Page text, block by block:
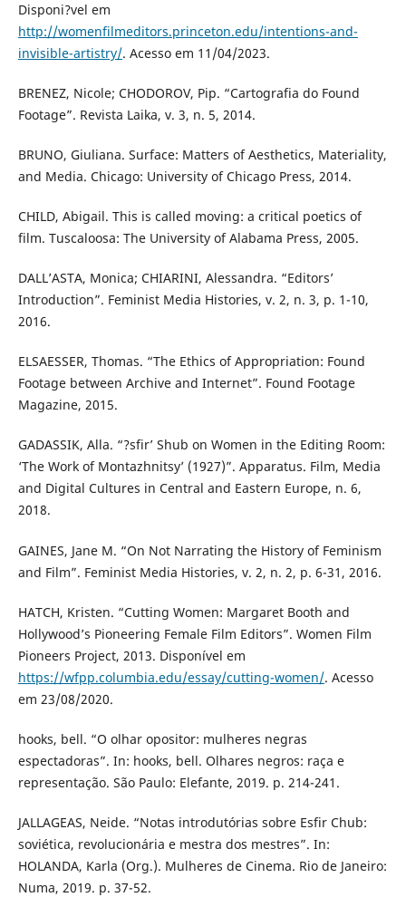
Disponi?vel em
http://womenfilmeditors.princeton.edu/intentions-and-
invisible-artistry/. Acesso em 11/04/2023.
BRENEZ, Nicole; CHODOROV, Pip. “Cartografia do Found
Footage”. Revista Laika, v. 3, n. 5, 2014.
BRUNO, Giuliana. Surface: Matters of Aesthetics, Materiality,
and Media. Chicago: University of Chicago Press, 2014.
CHILD, Abigail. This is called moving: a critical poetics of
film. Tuscaloosa: The University of Alabama Press, 2005.
DALL’ASTA, Monica; CHIARINI, Alessandra. “Editors’
Introduction”. Feminist Media Histories, v. 2, n. 3, p. 1-10,
2016.
ELSAESSER, Thomas. “The Ethics of Appropriation: Found
Footage between Archive and Internet”. Found Footage
Magazine, 2015.
GADASSIK, Alla. “?sfir’ Shub on Women in the Editing Room:
‘The Work of Montazhnitsy’ (1927)”. Apparatus. Film, Media
and Digital Cultures in Central and Eastern Europe, n. 6,
2018.
GAINES, Jane M. “On Not Narrating the History of Feminism
and Film”. Feminist Media Histories, v. 2, n. 2, p. 6-31, 2016.
HATCH, Kristen. “Cutting Women: Margaret Booth and
Hollywood’s Pioneering Female Film Editors”. Women Film
Pioneers Project, 2013. Disponível em
https://wfpp.columbia.edu/essay/cutting-women/. Acesso
em 23/08/2020.
hooks, bell. “O olhar opositor: mulheres negras
espectadoras”. In: hooks, bell. Olhares negros: raça e
representação. São Paulo: Elefante, 2019. p. 214-241.
JALLAGEAS, Neide. “Notas introdutórias sobre Esfir Chub:
soviética, revolucionária e mestra dos mestres”. In:
HOLANDA, Karla (Org.). Mulheres de Cinema. Rio de Janeiro:
Numa, 2019. p. 37-52.